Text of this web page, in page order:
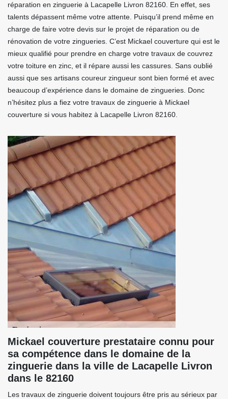
réparation en zinguerie à Lacapelle Livron 82160. En effet, ses
talents dépassent même votre attente. Puisqu’il prend même en
charge de faire votre devis sur le projet de réparation ou de
rénovation de votre zingueries. C’est Mickael couverture qui est le
mieux qualifié pour prendre en charge votre travaux de couvrez
votre toiture en zinc, et il répare aussi les cassures. Sans oublié
aussi que ses artisans coureur zingueur sont bien formé et avec
beaucoup d’expérience dans le domaine de zingueries. Donc
n’hésitez plus a fiez votre travaux de zinguerie à Mickael
couverture si vous habitez à Lacapelle Livron 82160.
Mickael couverture prestataire connu pour
sa compétence dans le domaine de la
zinguerie dans la ville de Lacapelle Livron
dans le 82160
Les travaux de zinguerie doivent toujours être pris au sérieux par